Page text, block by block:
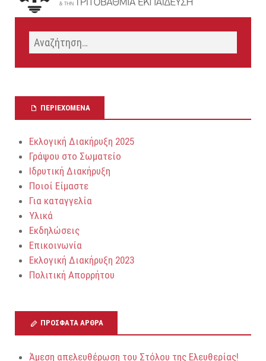
ΠΕΡΙΕΧΌΜΕΝΑ
Εκλογική Διακήρυξη 2025
Γράψου στο Σωματείο
Ιδρυτική Διακήρυξη
Ποιοί Είμαστε
Για καταγγελία
Υλικά
Εκδηλώσεις
Επικοινωνία
Εκλογική Διακήρυξη 2023
Πολιτική Απορρήτου
ΠΡΌΣΦΑΤΑ ΆΡΘΡΑ
Άμεση απελευθέρωση του Στόλου της Ελευθερίας!